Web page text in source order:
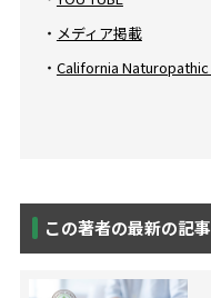
・ メディア掲載
・ California
この著者の最新の記事